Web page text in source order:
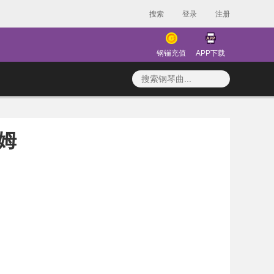
搜索 登录 注册
钢镚充值 APP下载